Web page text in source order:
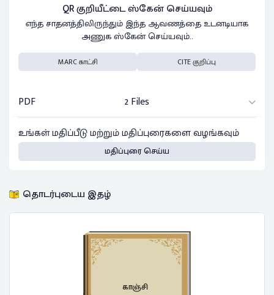
QR குறியீட்டை ஸ்கேன் செய்யவும்
எந்த சாதனத்திலிருந்தும் இந்த ஆவணத்தை உடனடியாக
அணுக ஸ்கேன் செய்யவும்..
MARC காட்சி CITE குறிப்பு
PDF
2 Files
உங்கள் மதிப்பீடு மற்றும் மதிப்புரைகளை வழங்கவும்
மதிப்புரை செய்ய
தொடர்புடைய இதழ்
காஞ்சி